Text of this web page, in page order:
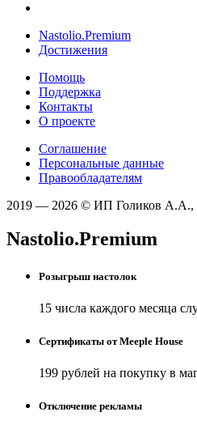
Nastolio.Premium
Достижения
Помощь
Поддержка
Контакты
О проекте
Соглашение
Персональные данные
Правообладателям
2019 — 2026 © ИП Голиков А.А.,
Nastolio.Premium
Розыгрыш настолок
15 числа каждого месяца
Сертификаты от Meeple House
199 рублей на покупку в
Отключение рекламы